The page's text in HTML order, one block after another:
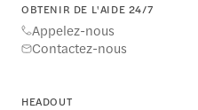
OBTENIR DE L'AIDE 24/7
Appelez-nous
Contactez-nous
HEADOUT